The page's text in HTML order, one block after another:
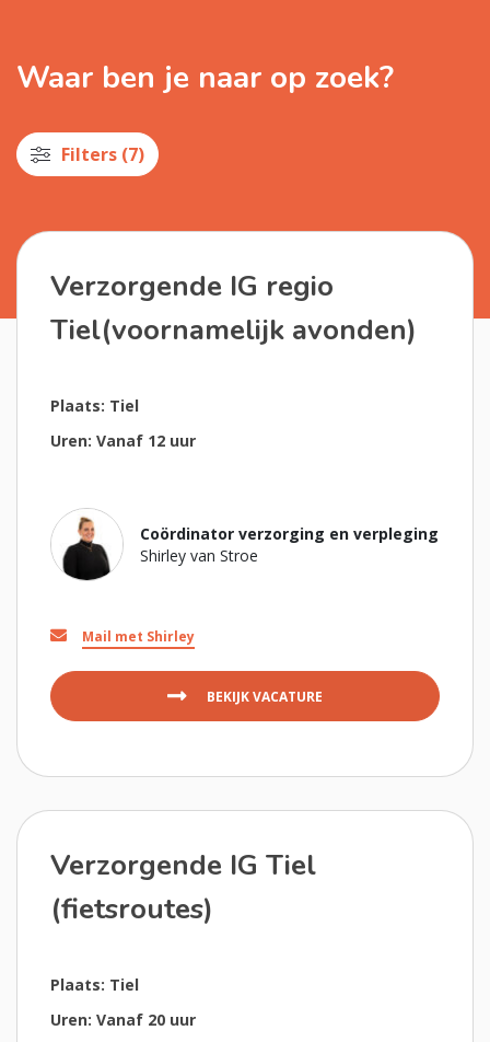
Waar ben je naar op zoek?
Filters (7)
Verzorgende IG regio
Tiel(voornamelijk avonden)
Plaats: Tiel
Uren: Vanaf 12 uur
Coördinator verzorging en verpleging
Shirley van Stroe
BEKIJK VACATURE
Mail met Shirley
Verzorgende IG Tiel
(fietsroutes)
Plaats: Tiel
Uren: Vanaf 20 uur